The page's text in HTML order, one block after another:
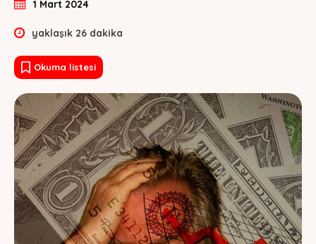
1 Mart 2024
yaklaşık 26 dakika
Okuma listesi